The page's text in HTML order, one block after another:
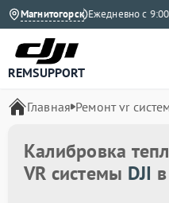
Магнитогорск
на Яндекс Ежедневно с 9:00
REMSUPPORT
Главная Ремонт vr
Калибровка
VR системы DJI